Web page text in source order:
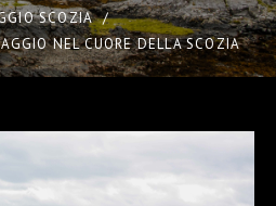
SCOZIA /
NEL CUORE DELLA SCOZIA